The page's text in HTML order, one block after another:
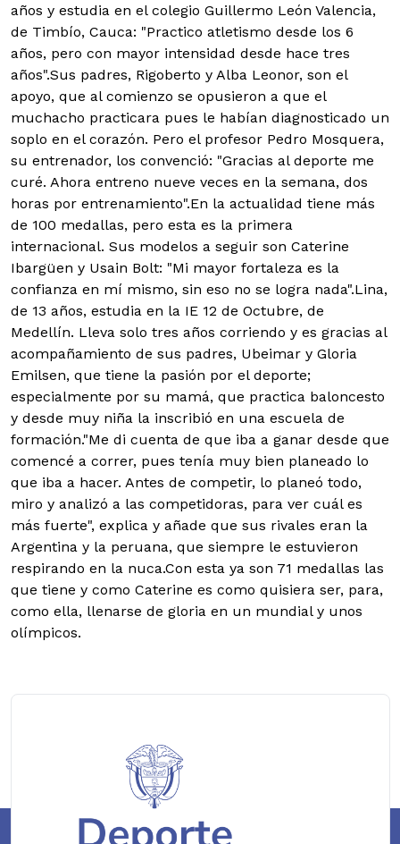
años y estudia en el colegio Guillermo León Valencia,
de Timbío, Cauca: "Practico atletismo desde los 6
años, pero con mayor intensidad desde hace tres
años".Sus padres, Rigoberto y Alba Leonor, son el
apoyo, que al comienzo se opusieron a que el
muchacho practicara pues le habían diagnosticado un
soplo en el corazón. Pero el profesor Pedro Mosquera,
su entrenador, los convenció: "Gracias al deporte me
curé. Ahora entreno nueve veces en la semana, dos
horas por entrenamiento".En la actualidad tiene más
de 100 medallas, pero esta es la primera
internacional. Sus modelos a seguir son Caterine
Ibargüen y Usain Bolt: "Mi mayor fortaleza es la
confianza en mí mismo, sin eso no se logra nada".Lina,
de 13 años, estudia en la IE 12 de Octubre, de
Medellín. Lleva solo tres años corriendo y es gracias al
acompañamiento de sus padres, Ubeimar y Gloria
Emilsen, que tiene la pasión por el deporte;
especialmente por su mamá, que practica baloncesto
y desde muy niña la inscribió en una escuela de
formación."Me di cuenta de que iba a ganar desde que
comencé a correr, pues tenía muy bien planeado lo
que iba a hacer. Antes de competir, lo planeó todo,
miro y analizó a las competidoras, para ver cuál es
más fuerte", explica y añade que sus rivales eran la
Argentina y la peruana, que siempre le estuvieron
respirando en la nuca.Con esta ya son 71 medallas las
que tiene y como Caterine es como quisiera ser, para,
como ella, llenarse de gloria en un mundial y unos
olímpicos.